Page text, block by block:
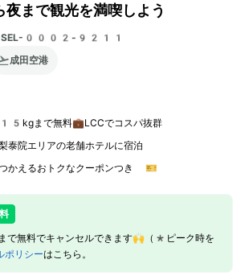
夜まで観光を満喫しよう
SEL-0002-9211
成田空港
15kgまで無料💼LCCでコスパ抜群
泰院エリアの老舗ホテルに宿泊
かえるおトクなクーポンつき 🎫
無料でキャンセルできます🙌（*ピーク時を
ポリシーはこちら。